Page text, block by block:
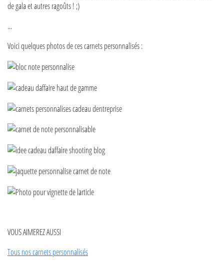
de gala et autres ragoûts ! ;)
...
Voici quelques photos de ces carnets personnalisés :
VOUS AIMEREZ AUSSI
Tous nos carnets personnalisés